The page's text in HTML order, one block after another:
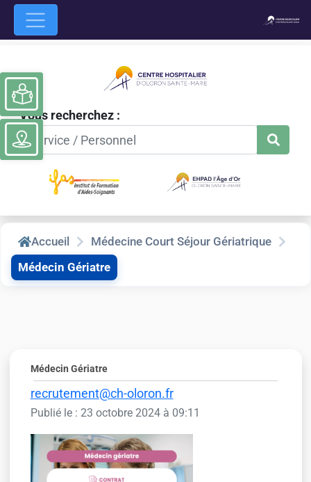
Vous recherchez :
Ouvrir la barre d’outils
Accueil
Médecine Court Séjour Gériatrique
Médecin Gériatre
Médecin Gériatre
recrutement@ch-oloron.fr
Publié le : 23 octobre 2024 à 09:11